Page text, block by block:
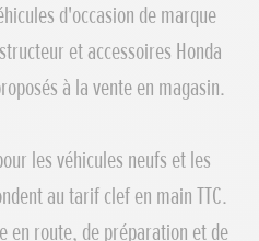
d'occasion de marque
et accessoires Honda
à la vente en magasin.
les véhicules neufs et les
au tarif clef en main TTC.
en route, de préparation et de